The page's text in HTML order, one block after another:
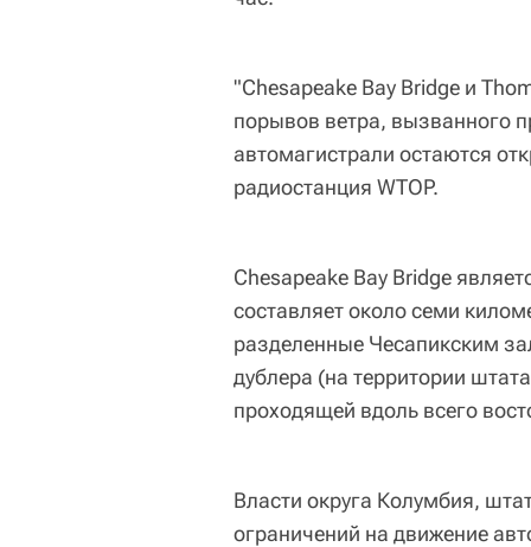
"Chesapeake Bay Bridge и
порывов ветра, вызванного
автомагистрали остаются
радиостанция WTOP.
Chesapeake Bay Bridge
составляет около семи
разделенные Чесапикским
дублера (на территории
проходящей вдоль всего
Власти округа Колумбия,
ограничений на движение